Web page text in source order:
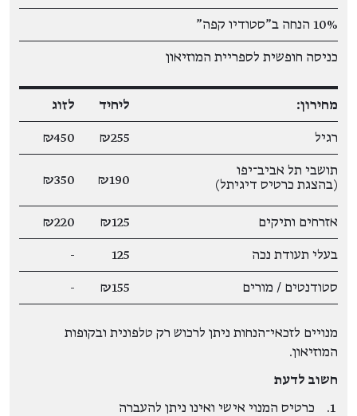
10% הנחה ב"סטודיו קפה"
כניסה חופשית לספריית המוזיאון
מחירון: ליחיד לזוג
רגיל ₪255
₪450
תושבי תל אביב־יפו
(בהצגת כרטיס דיגיתל)
₪190
₪350
אזרחים ותיקים ₪125
₪220
בעלי תעודת נכה 125
-
סטודנטים / מורים ₪155
-
מנויים לזכאי־הנחות ניתן לרכוש רק טלפונית ובקופות
המוזיאון.
חשוב לדעת
כרטיס המנוי אישי ואינו ניתן להעברה